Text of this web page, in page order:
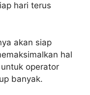
hari terus
akan siap
hal
operator
banyak.